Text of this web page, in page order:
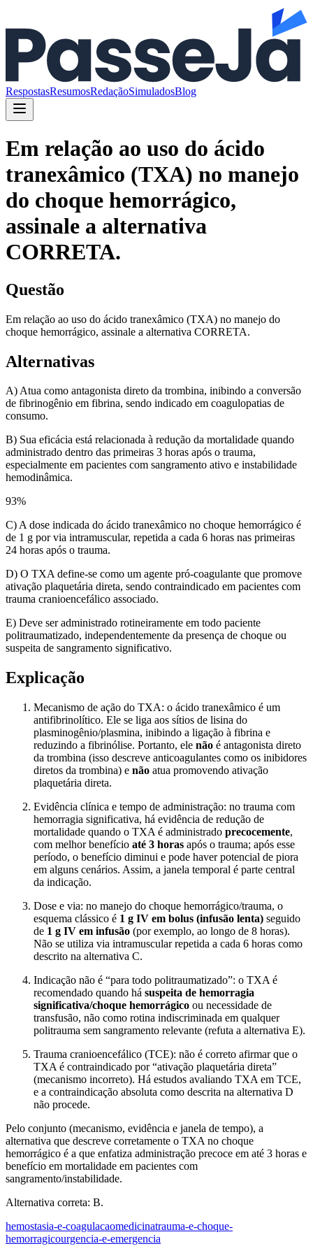
RespostasResumosRedaçãoSimuladosBlog
Em relação ao uso do ácido
tranexâmico (TXA) no manejo
do choque hemorrágico,
assinale a alternativa
CORRETA.
Questão
Em relação ao uso do ácido tranexâmico (TXA) no manejo do
choque hemorrágico, assinale a alternativa CORRETA.
Alternativas
A) Atua como antagonista direto da trombina, inibindo a conversão
de fibrinogênio em fibrina, sendo indicado em coagulopatias de
consumo.
B) Sua eficácia está relacionada à redução da mortalidade quando
administrado dentro das primeiras 3 horas após o trauma,
especialmente em pacientes com sangramento ativo e instabilidade
hemodinâmica.
93%
C) A dose indicada do ácido tranexâmico no choque hemorrágico é
de 1 g por via intramuscular, repetida a cada 6 horas nas primeiras
24 horas após o trauma.
D) O TXA define-se como um agente pró-coagulante que promove
ativação plaquetária direta, sendo contraindicado em pacientes com
trauma cranioencefálico associado.
E) Deve ser administrado rotineiramente em todo paciente
politraumatizado, independentemente da presença de choque ou
suspeita de sangramento significativo.
Explicação
Mecanismo de ação do TXA: o ácido tranexâmico é um
antifibrinolítico. Ele se liga aos sítios de lisina do
plasminogênio/plasmina, inibindo a ligação à fibrina e
reduzindo a fibrinólise. Portanto, ele não é antagonista direto
da trombina (isso descreve anticoagulantes como os inibidores
diretos da trombina) e não atua promovendo ativação
plaquetária direta.
Evidência clínica e tempo de administração: no trauma com
hemorragia significativa, há evidência de redução de
mortalidade quando o TXA é administrado precocemente,
com melhor benefício até 3 horas após o trauma; após esse
período, o benefício diminui e pode haver potencial de piora
em alguns cenários. Assim, a janela temporal é parte central
da indicação.
Dose e via: no manejo do choque hemorrágico/trauma, o
esquema clássico é 1 g IV em bolus (infusão lenta) seguido
de 1 g IV em infusão (por exemplo, ao longo de 8 horas).
Não se utiliza via intramuscular repetida a cada 6 horas como
descrito na alternativa C.
Indicação não é “para todo politraumatizado”: o TXA é
recomendado quando há suspeita de hemorragia
significativa/choque hemorrágico ou necessidade de
transfusão, não como rotina indiscriminada em qualquer
politrauma sem sangramento relevante (refuta a alternativa E).
Trauma cranioencefálico (TCE): não é correto afirmar que o
TXA é contraindicado por “ativação plaquetária direta”
(mecanismo incorreto). Há estudos avaliando TXA em TCE,
e a contraindicação absoluta como descrita na alternativa D
não procede.
Pelo conjunto (mecanismo, evidência e janela de tempo), a
alternativa que descreve corretamente o TXA no choque
hemorrágico é a que enfatiza administração precoce em até 3 horas e
benefício em mortalidade em pacientes com
sangramento/instabilidade.
Alternativa correta: B.
hemostasia-e-coagulacaomedicinatrauma-e-choque-
hemorragicourgencia-e-emergencia